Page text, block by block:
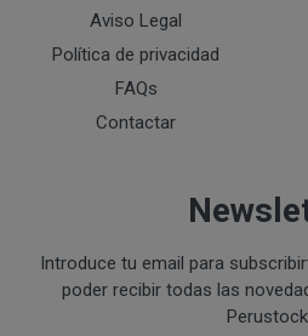
Aviso Legal
Política de privacidad
FAQs
Contactar
Introduce tu email para
poder recibir todas las
PRODUCTOS
El pedido será entregado
El ámbito de entrega
Comunidad Europea..
FORMAS Y PLAZOS DE
Entrega a domicilio,